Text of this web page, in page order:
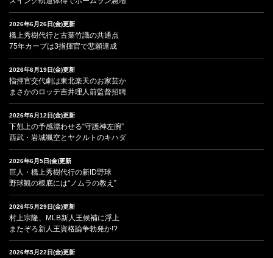
2026年6月26日(金)更新
橋上秀樹代行と古葉竹識の共通点
75年カープは3指揮官で悲願達成
2026年6月19日(金)更新
指揮官交代劇は東北楽天のお家芸か
まさかのロッテ吉井理人前監督招聘
2026年6月12日(金)更新
下剋上の予感漂わせる“守護神左腕”
西武・岩城颯空とヤクルトのキハダ
2026年6月5日(金)更新
巨人・橋上秀樹代行の新ID野球
野球観の根底には“ノムラの教え”
2026年5月29日(金)更新
村上宗隆、MLB新人王候補に浮上
またぞろ新人王資格論争勃発か!?
2026年5月22日(金)更新